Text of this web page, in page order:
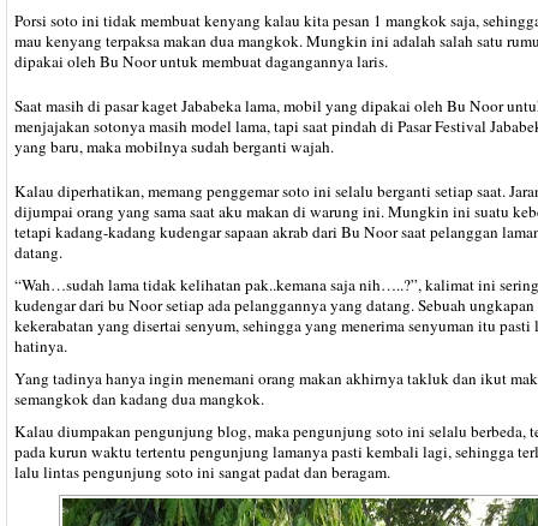
Porsi soto ini tidak membuat kenyang kalau kita pesan 1 mangkok saja,
mau kenyang terpaksa makan dua mangkok. Mungkin ini adalah salah satu
dipakai oleh Bu Noor untuk membuat dagangannya laris.
Saat masih di pasar kaget Jababeka lama, mobil yang dipakai oleh Bu Noor
menjajakan sotonya masih model lama, tapi saat pindah di Pasar Festival
yang baru, maka mobilnya sudah berganti wajah.
Kalau diperhatikan, memang penggemar soto ini selalu berganti setiap saat.
dijumpai orang yang sama saat aku makan di warung ini. Mungkin ini suatu
tetapi kadang-kadang kudengar sapaan akrab dari Bu Noor saat pelanggan
datang.
“Wah…sudah lama tidak kelihatan pak..kemana saja nih…..?”, kalimat ini
kudengar dari bu Noor setiap ada pelanggannya yang datang. Sebuah ungkapan
kekerabatan yang disertai senyum, sehingga yang menerima senyuman itu pasti
hatinya.
Yang tadinya hanya ingin menemani orang makan akhirnya takluk dan ikut
semangkok dan kadang dua mangkok.
Kalau diumpakan pengunjung blog, maka pengunjung soto ini selalu berbeda,
pada kurun waktu tertentu pengunjung lamanya pasti kembali lagi, sehingga
lalu lintas pengunjung soto ini sangat padat dan beragam.